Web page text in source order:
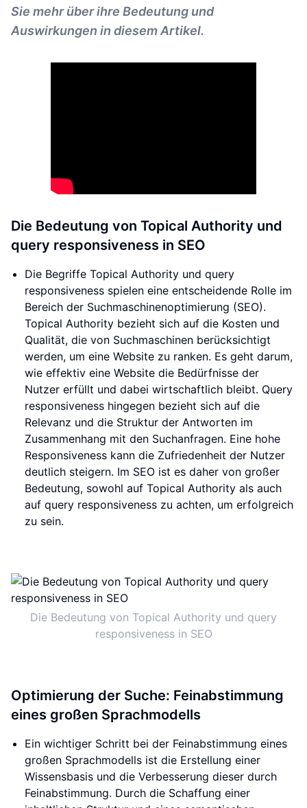
Sie mehr über ihre Bedeutung und
Auswirkungen in diesem Artikel.
Die Bedeutung von Topical Authority und
query responsiveness in SEO
Die Begriffe Topical Authority und query
responsiveness spielen eine entscheidende Rolle im
Bereich der Suchmaschinenoptimierung (SEO).
Topical Authority bezieht sich auf die Kosten und
Qualität, die von Suchmaschinen berücksichtigt
werden, um eine Website zu ranken. Es geht darum,
wie effektiv eine Website die Bedürfnisse der
Nutzer erfüllt und dabei wirtschaftlich bleibt. Query
responsiveness hingegen bezieht sich auf die
Relevanz und die Struktur der Antworten im
Zusammenhang mit den Suchanfragen. Eine hohe
Responsiveness kann die Zufriedenheit der Nutzer
deutlich steigern. Im SEO ist es daher von großer
Bedeutung, sowohl auf Topical Authority als auch
auf query responsiveness zu achten, um erfolgreich
zu sein.
Die Bedeutung von Topical Authority und query
responsiveness in SEO
Optimierung der Suche: Feinabstimmung
eines großen Sprachmodells
Ein wichtiger Schritt bei der Feinabstimmung eines
großen Sprachmodells ist die Erstellung einer
Wissensbasis und die Verbesserung dieser durch
Feinabstimmung. Durch die Schaffung einer